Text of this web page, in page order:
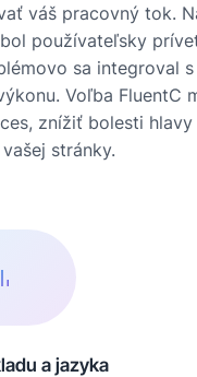
váš pracovný tok.
používateľsky
sa integroval
Voľba FluentC
znížiť bolesti
stránky.
a jazyka